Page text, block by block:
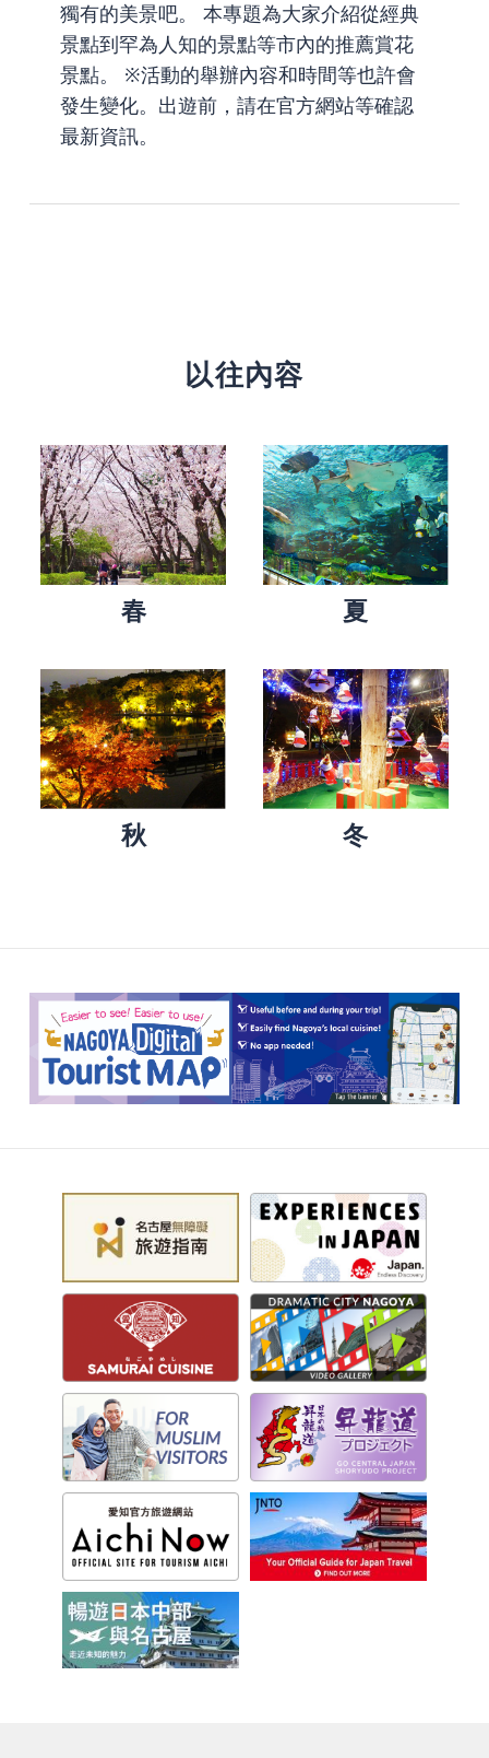
獨有的美景吧。 本專題為大家介紹從經典
景點到罕為人知的景點等市內的推薦賞花
景點。 ※活動的舉辦內容和時間等也許會
發生變化。出遊前，請在官方網站等確認
最新資訊。
以往內容
春 夏
秋 冬